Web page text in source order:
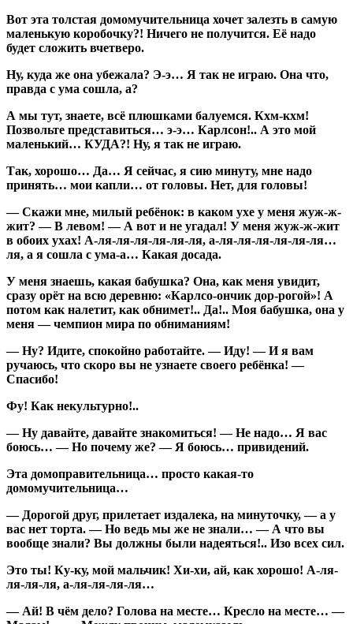
Вот эта толстая домомучительница хочет залезть в самую
маленькую коробочку?! Ничего не получится. Её надо
будет сложить вчетверо.
Ну, куда же она убежала? Э-э… Я так не играю. Она что,
правда с ума сошла, а?
А мы тут, знаете, всё плюшками балуемся. Кхм-кхм!
Позвольте представиться… э-э… Карлсон!.. А это мой
маленький… КУДА?! Ну, я так не играю.
Так, хорошо… Да… Я сейчас, я сию минуту, мне надо
принять… мои капли… от головы. Нет, для головы!
— Скажи мне, милый ребёнок: в каком ухе у меня жуж-ж-
жит? — В левом! — А вот и не угадал! У меня жуж-ж-жит
в обоих ухах! А-ля-ля-ля-ля-ля-ля, а-ля-ля-ля-ля-ля-ля…
ля, а я сошла с ума-а… Какая досада.
У меня знаешь, какая бабушка? Она, как меня увидит,
сразу орёт на всю деревню: «Карлсо-ончик дор-рогой»! А
потом как налетит, как обнимет!.. Да!.. Моя бабушка, она у
меня — чемпион мира по обниманиям!
— Ну? Идите, спокойно работайте. — Иду! — И я вам
ручаюсь, что скоро вы не узнаете своего ребёнка! —
Спасибо!
Фу! Как некультурно!..
— Ну давайте, давайте знакомиться! — Не надо… Я вас
боюсь… — Но почему же? — Я боюсь… привидений.
Эта домоправительница… просто какая-то
домомучительница…
— Дорогой друг, прилетает издалека, на минуточку, — а у
вас нет торта. — Но ведь мы же не знали… — А что вы
вообще знали? Вы должны были надеяться!.. Изо всех сил.
Это ты! Ку-ку, мой мальчик! Хи-хи, ай, как хорошо! А-ля-
ля-ля-ля, а-ля-ля-ля-ля…
— Ай! В чём дело? Голова на месте… Кресло на месте… —